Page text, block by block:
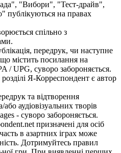
"Вибори", "Тест-драйв",
на правах
спільно з
передрук, чи наступне
містить посилання на
/ UPG, суворо забороняється.
Я-Корреспондент є автор
та відтворення
аудіовізуальних творів
- суворо забороняється.
призначені для осіб
в азартних іграх може
Дотримуйтесь правил